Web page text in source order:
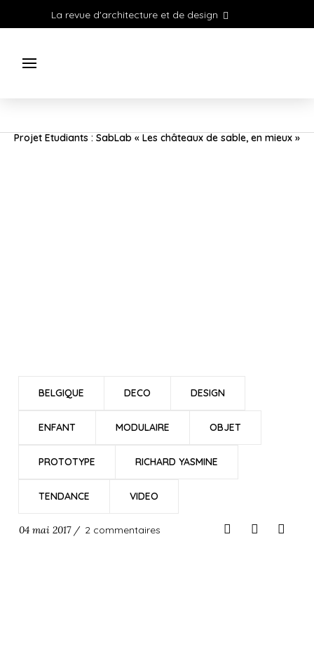
La revue d'architecture et de design
Projet Etudiants : SabLab « Les châteaux de sable, en mieux »
BELGIQUE DECO DESIGN
ENFANT MODULAIRE OBJET
PROTOTYPE RICHARD YASMINE
TENDANCE VIDEO
04 mai 2017 / 2 commentaires